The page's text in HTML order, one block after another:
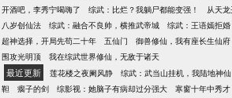
开酒吧，李秀宁喝嗨了
综武：比烂？我躺尸都能变强！ 从天
八岁创仙法
综武：融合不良帅，横推武帝城 综武：王语嫣拒
超神选择，开局先苟二十年
五仙门 御兽修仙，我有座长生仙府
围攻光明顶
我在综武世界修仙，无敌于诸天
最近更新 莲花楼之夜阑风静 综武：武当山挂机，我陆地神仙
靼
瘸子的剑 综影视：她脑子有病却过分强大 寒窗十年中秀